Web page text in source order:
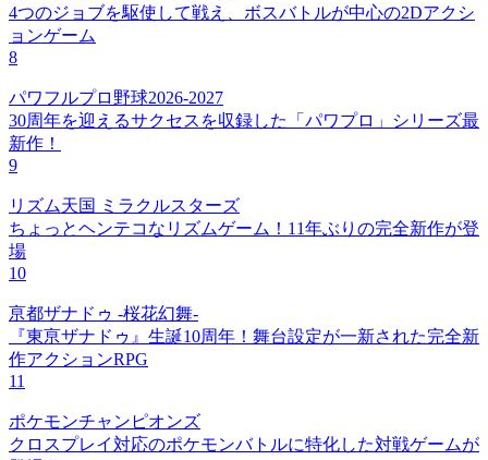
4つのジョブを駆使して戦え、ボスバトルが中心の2Dアクシ
ョンゲーム
8
パワフルプロ野球2026-2027
30周年を迎えるサクセスを収録した「パワプロ」シリーズ最
新作！
9
リズム天国 ミラクルスターズ
ちょっとヘンテコなリズムゲーム！11年ぶりの完全新作が登
場
10
亰都ザナドゥ -桜花幻舞-
『東亰ザナドゥ』生誕10周年！舞台設定が一新された完全新
作アクションRPG
11
ポケモンチャンピオンズ
クロスプレイ対応のポケモンバトルに特化した対戦ゲームが